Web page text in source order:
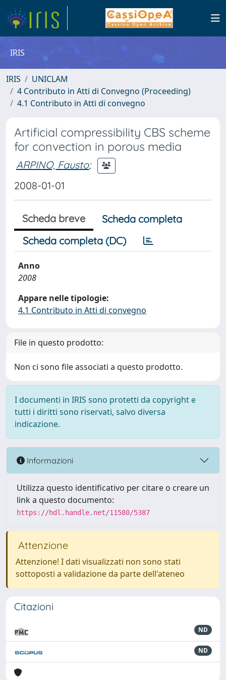
IRIS
IRIS
UNICLAM
4 Contributo in Atti di Convegno (Proceeding)
4.1 Contributo in Atti di convegno
Artificial compressibility CBS scheme
for convection in porous media
ARPINO, Fausto;
2008-01-01
Scheda breve
Scheda completa
Scheda completa (DC)
Anno
2008
Appare nelle tipologie:
4.1 Contributo in Atti di convegno
File in questo prodotto:
Non ci sono file associati a questo prodotto.
I documenti in IRIS sono protetti da copyright e
tutti i diritti sono riservati, salvo diversa
indicazione.
Informazioni
Utilizza questo identificativo per citare o creare un
link a questo documento:
https://hdl.handle.net/11580/5387
Attenzione
Attenzione! I dati visualizzati non sono stati
sottoposti a validazione da parte dell'ateneo
Citazioni
ND
ND